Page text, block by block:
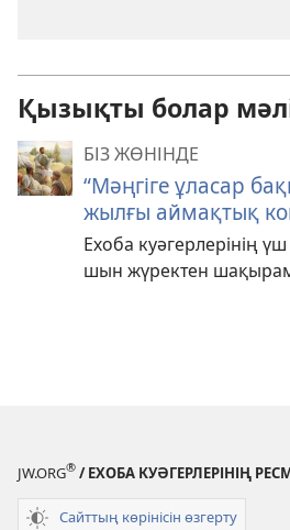
Қызықты болар
БІЗ ЖӨНІНДЕ
“Мәңгіге ұласар
жылғы аймақтық
Ехоба куәгерлерінің
шын жүректен
JW.ORG® / ЕХОБА КУӘГЕРЛЕРІНІҢ
Сайттың көрінісін өзгерту